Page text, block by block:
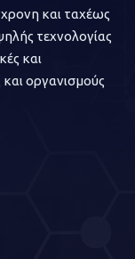
και ταχέως
τεχνολογίας
και
οργανισμούς